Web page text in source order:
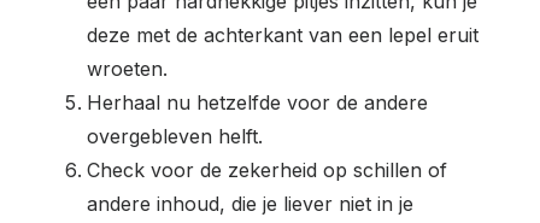
deze met de achterkant van een lepel eruit
wroeten.
Herhaal nu hetzelfde voor de andere
overgebleven helft.
Check voor de zekerheid op schillen of
andere inhoud, die je liever niet in je